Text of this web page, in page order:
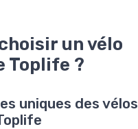
un vélo
Toplife ?
uniques des vélos